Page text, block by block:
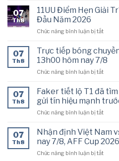
Thái
hôm
7/8
ra
phán
cuối
Việt
Nam
bất
lớn
07
Th8
11UU Điểm Hẹn Giải
Đầu Năm 2026
Chức năng bình luận bị tắtở
Điểm
Hẹn
Giải
Trí
Tuyến
Uy
Hàng
Năm
2026
07
Th8
Trực tiếp bóng
13h00 hôm nay 7/8
Chức năng bình luận bị tắtở
tiếp
bóng
Việt
vs
hôm
07
Th8
Faker tiết lộ T1 đã
gửi tín hiệu mạnh
Chức năng bình luận bị tắtở
tiết
lộ
T1
đã
07
Th8
Nhận định Việt Nam
nay 7/8, AFF Cup 2026
Chức năng bình luận bị tắtở